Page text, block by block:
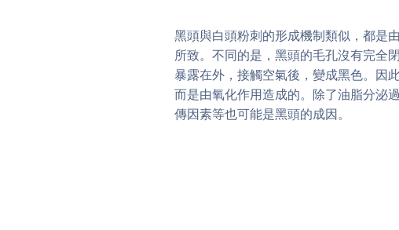
黑頭與白頭粉刺的形成機制類似，都是
所致。不同的是，黑頭的毛孔沒有完全
暴露在外，接觸空氣後，變成黑色。因
而是由氧化作用造成的。除了油脂分泌
傳因素等也可能是黑頭的成因。